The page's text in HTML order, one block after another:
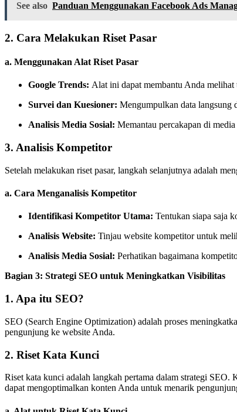
See also Panduan Menggunakan Facebook Ads
2. Cara Melakukan Riset Pasar
a. Menggunakan Alat Riset Pasar
Google Trends: Alat ini dapat membantu Anda
Survei dan Kuesioner: Mengumpulkan data langsung
Analisis Media Sosial: Memantau percakapan di
3. Analisis Kompetitor
Setelah melakukan riset pasar, langkah selanjutnya adalah
a. Cara Menganalisis Kompetitor
Identifikasi Kompetitor Utama: Tentukan siapa saja
Analisis Website: Tinjau website kompetitor untuk
Analisis Media Sosial: Perhatikan bagaimana
Bagian 3: Strategi SEO untuk Meningkatkan Visibilitas
1. Apa itu SEO?
SEO (Search Engine Optimization) adalah proses
pengunjung ke website Anda.
2. Riset Kata Kunci
Riset kata kunci adalah langkah pertama dalam strategi
dapat mengoptimalkan konten Anda untuk menarik